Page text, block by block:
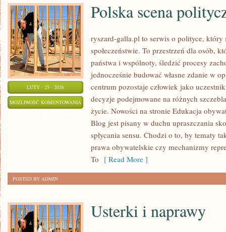
LUTY - 25 - 2026
MOŻLIWOŚĆ KOMENTOWANIA POLSKA
SCENA
POLITYCZNA
Polska scena
ryszard-galla.pl to serwis o polityce, który
społeczeństwie. To przestrzeń dla osób,
państwa i wspólnoty, śledzić procesy
jednocześnie budować własne zdanie w
centrum pozostaje człowiek jako
decyzje podejmowane na różnych
życie. Nowości na stronie Edukacja
Blog jest pisany w duchu upraszczania
spłycania sensu. Chodzi o to, by tematy
prawa obywatelskie czy mechanizmy
To [ Read More ]
POSTED BY ADMIN
Usterki i naprawy